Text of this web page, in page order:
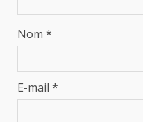
Nom *
E-mail *